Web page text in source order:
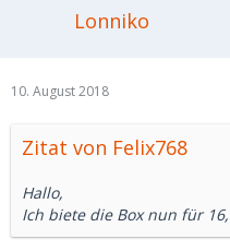
Lonniko
10. August 2018
Zitat von Felix768
Hallo,
Ich biete die Box nun für